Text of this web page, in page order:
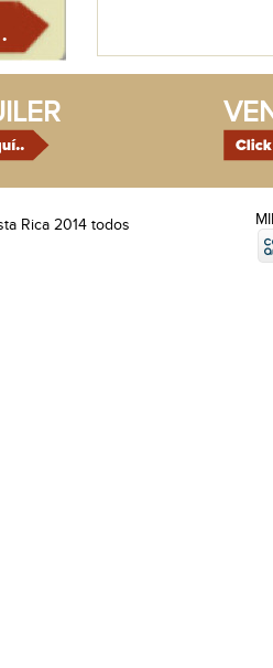
Rica 2014 todos